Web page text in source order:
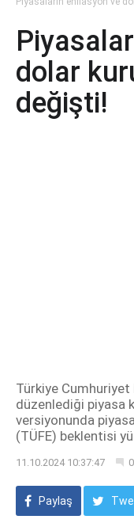
dolar
değişti!
Türkiye Cumhuriyet
düzenlediği piyasa
versiyonunda
(TÜFE) beklentisi
11.10.2024 10:37:47 0
Paylaş